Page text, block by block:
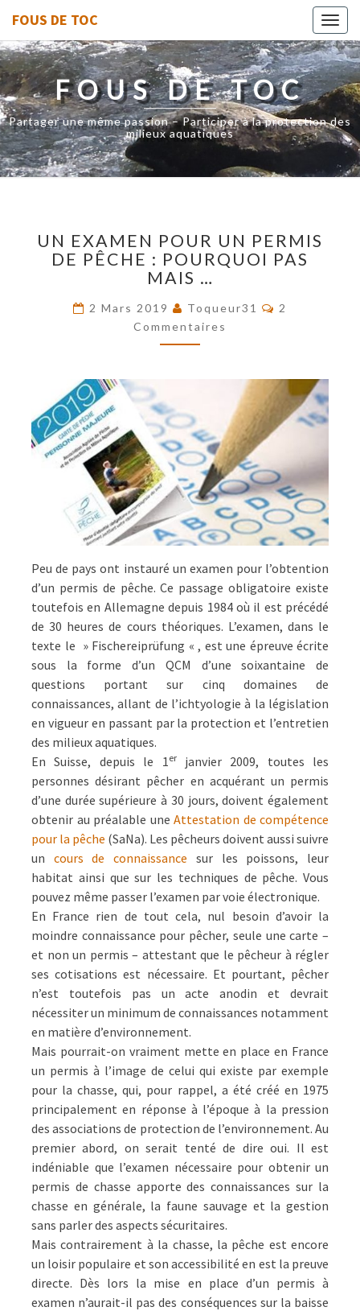
FOUS DE TOC
FOUS DE TOC
Partager une même passion – Participer à la protection des
milieux aquatiques
EXAMEN
POUR
UN
DE
PÊCHE
:
…
UN EXAMEN POUR UN PERMIS
DE PÊCHE : POURQUOI PAS
MAIS …
2 Mars 2019 Toqueur31
2
Commentaires
Peu de pays ont instauré un examen pour l’obtention
d’un permis de pêche. Ce passage obligatoire existe
toutefois en Allemagne depuis 1984 où il est précédé
de 30 heures de cours théoriques. L’examen, dans le
texte le » Fischereiprüfung « , est une épreuve écrite
sous la forme d’un QCM d’une soixantaine de
questions portant sur cinq domaines de
connaissances, allant de l’ichtyologie à la législation
en vigueur en passant par la protection et l’entretien
des milieux aquatiques.
En Suisse, depuis le 1erjanvier 2009, toutes les
personnes désirant pêcher en acquérant un permis
d’une durée supérieure à 30 jours, doivent également
obtenir au préalable une Attestation de compétence
pour la pêche (SaNa). Les pêcheurs doivent aussi suivre
un cours de connaissance sur les poissons, leur
habitat ainsi que sur les techniques de pêche. Vous
pouvez même passer l’examen par voie électronique.
En France rien de tout cela, nul besoin d’avoir la
moindre connaissance pour pêcher, seule une carte –
et non un permis – attestant que le pêcheur à régler
ses cotisations est nécessaire. Et pourtant, pêcher
n’est toutefois pas un acte anodin et devrait
nécessiter un minimum de connaissances notamment
en matière d’environnement.
Mais pourrait-on vraiment mette en place en France
un permis à l’image de celui qui existe par exemple
pour la chasse, qui, pour rappel, a été créé en 1975
principalement en réponse à l’époque à la pression
des associations de protection de l’environnement. Au
premier abord, on serait tenté de dire oui. Il est
indéniable que l’examen nécessaire pour obtenir un
permis de chasse apporte des connaissances sur la
chasse en générale, la faune sauvage et la gestion
sans parler des aspects sécuritaires.
Mais contrairement à la chasse, la pêche est encore
un loisir populaire et son accessibilité en est la preuve
directe. Dès lors la mise en place d’un permis à
examen n’aurait-il pas des conséquences sur la baisse